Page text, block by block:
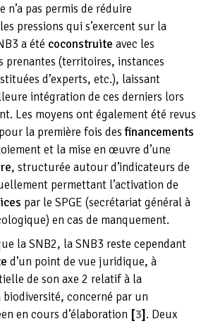
n’a pas permis de réduire
pressions qui s’exercent sur la
a été coconstruite avec les
prenantes (territoires, instances
d’experts, etc.), laissant
intégration de ces derniers lors
Les moyens ont également été revus
la première fois desfinancements
et la mise en œuvre d’une
, structurée autour d’indicateurs de
permettant l’activation de
par le SPGE (secrétariat général à
en cas de manquement.
la SNB2, la SNB3 reste cependant
d’un point de vue juridique, à
de son axe 2 relatif à la
concerné par un
en cours d’élaboration [3]. Deux